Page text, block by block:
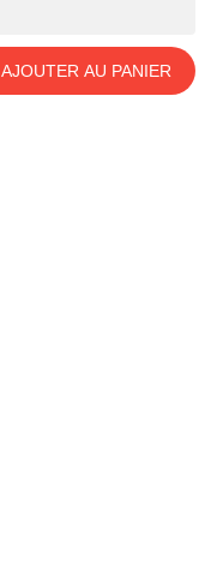
AJOUTER AU PANIER